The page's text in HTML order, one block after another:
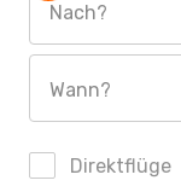
Nach?
Wann?
Direktflüge